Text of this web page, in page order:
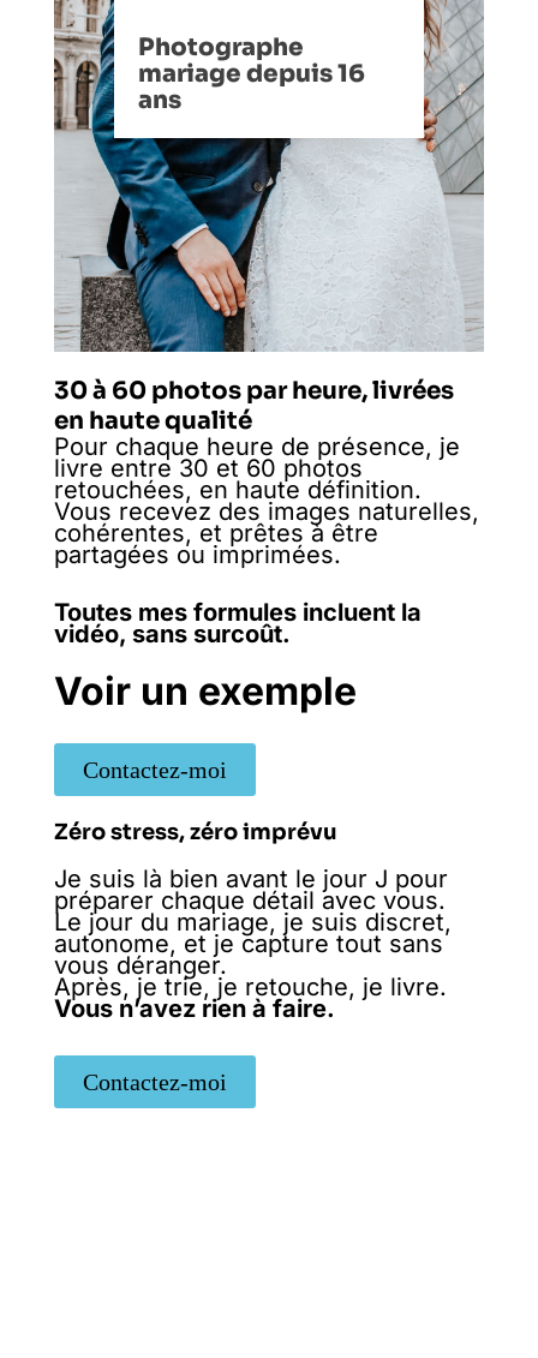
Photographe
mariage depuis 16
ans
30 à 60 photos par heure, livrées
en haute qualité
Pour chaque heure de présence, je
livre entre 30 et 60 photos
retouchées, en haute définition.
Vous recevez des images naturelles,
cohérentes, et prêtes à être
partagées ou imprimées.
Toutes mes formules incluent la
vidéo, sans surcoût.
Voir un exemple
Contactez-moi
Zéro stress, zéro imprévu
Je suis là bien avant le jour J pour
préparer chaque détail avec vous.
Le jour du mariage, je suis discret,
autonome, et je capture tout sans
vous déranger.
Après, je trie, je retouche, je livre.
Vous n’avez rien à faire.
Contactez-moi